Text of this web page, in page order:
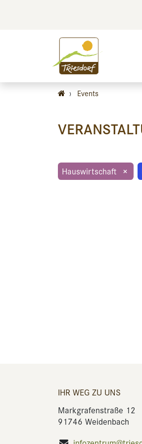
› Events
Hauswirtschaft ×
IHR WEG ZU UNS
Markgrafenstraße 12
91746 Weidenbach